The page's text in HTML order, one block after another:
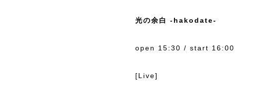
光の余白 -hakodate-
open 15:30 / start 16:00
[Live]